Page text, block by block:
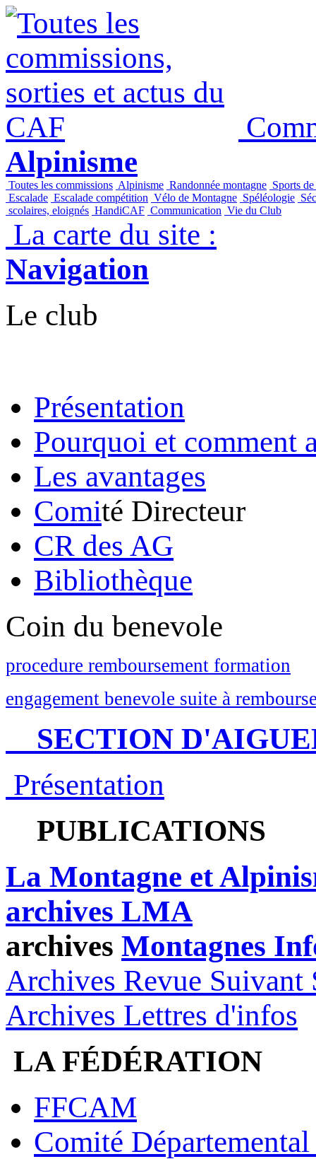
Alpinisme
Toutes les commissions Alpinisme Randonnée montagne Sports
Escalade Escalade compétition Vélo de Montagne Spéléologie
scolaires, eloignés HandiCAF Communication Vie du Club
La carte du site :
Navigation
Le club
Présentation
Pourquoi et comment
Les avantages
Comité Directeur
CR des AG
Bibliothèque
Coin du benevole
procedure remboursement formation
engagement benevole suite à
SECTION
Présentation
PUBLICATIONS
La Montagne et
archives LMA
archives Montagnes
Archives Revue Suivant
Archives Lettres d'infos
LA FÉDÉRATION
FFCAM
Comité